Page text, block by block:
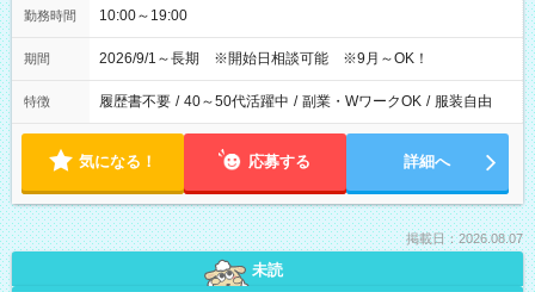
勤務時間 10:00～19:00
期間 2026/9/1～長期 ※開始日相談可能 ※9月～OK！
特徴 履歴書不要 / 40～50代活躍中 / 副業・WワークOK / 服装自由
気になる！ 応募する 詳細へ
掲載日：2026.08.07
未読